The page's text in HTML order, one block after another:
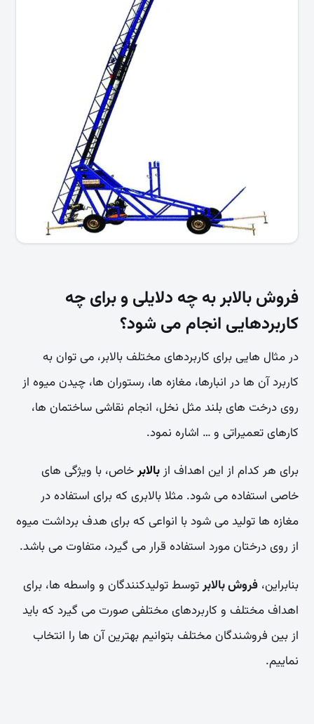
فروش بالابر به چه دلایلی و برای چه
کاربردهایی انجام می شود؟
در مثال هایی برای کاربردهای مختلف بالابر، می توان به
کاربرد آن ها در انبارها، مغازه ها، رستوران ها، چیدن میوه از
روی درخت های بلند مثل نخل، انجام نقاشی ساختمان ها،
کارهای تعمیراتی و … اشاره نمود.
برای هر کدام از این اهداف ازبالابرخاص، با ویژگی های
خاصی استفاده می شود. مثلا بالابری که برای استفاده در
مغازه ها تولید می شود با انواعی که برای هدف برداشت میوه
از روی درختان مورد استفاده قرار می گیرد، متفاوت می باشد.
بنابراین،فروش بالابرتوسط تولیدکنندگان و واسطه ها، برای
اهداف مختلف و کاربردهای مختلفی صورت می گیرد که باید
از بین فروشندگان مختلف بتوانیم بهترین آن ها را انتخاب
نماییم.